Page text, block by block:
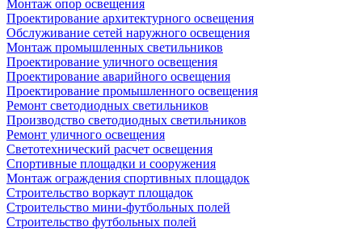
Монтаж опор освещения
Проектирование архитектурного освещения
Обслуживание сетей наружного освещения
Монтаж промышленных светильников
Проектирование уличного освещения
Проектирование аварийного освещения
Проектирование промышленного освещения
Ремонт светодиодных светильников
Производство светодиодных светильников
Ремонт уличного освещения
Светотехнический расчет освещения
Спортивные площадки и сооружения
Монтаж ограждения спортивных площадок
Строительство воркаут площадок
Строительство мини-футбольных полей
Строительство футбольных полей